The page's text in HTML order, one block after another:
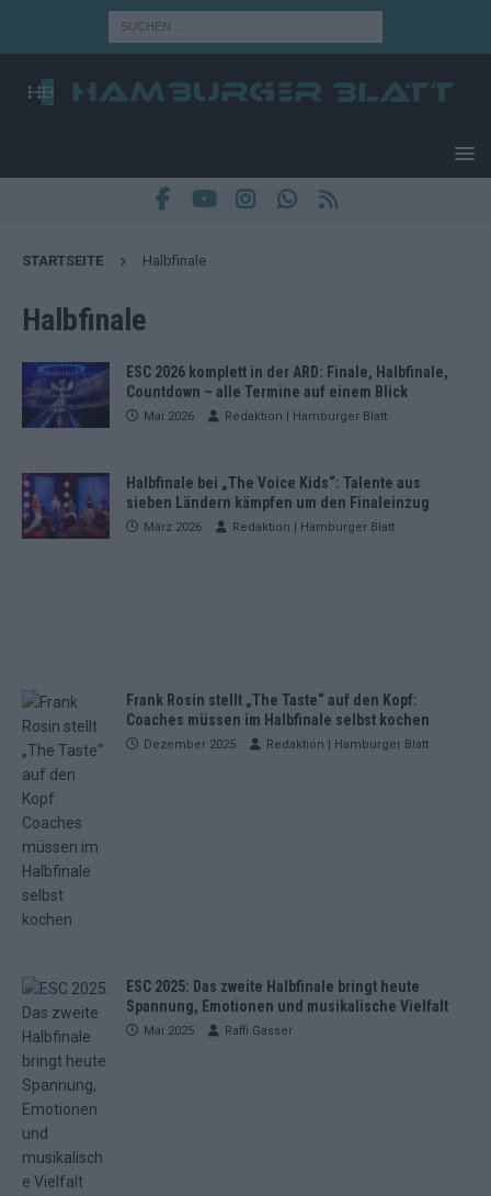
STARTSEITE Halbfinale
Halbfinale
ESC 2026 komplett in der ARD: Finale, Halbfinale,
Countdown – alle Termine auf einem Blick
Mai 2026 Redaktion | Hamburger Blatt
Halbfinale bei „The Voice Kids“: Talente aus
sieben Ländern kämpfen um den Finaleinzug
März 2026 Redaktion | Hamburger Blatt
Frank Rosin stellt „The Taste“ auf den Kopf:
Coaches müssen im Halbfinale selbst kochen
Dezember 2025 Redaktion | Hamburger Blatt
ESC 2025: Das zweite Halbfinale bringt heute
Spannung, Emotionen und musikalische Vielfalt
Mai 2025 Raffi Gasser